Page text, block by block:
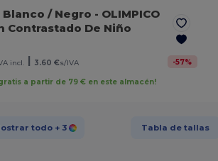
Blanco / Negro - OLIMPICO
Contrastado De Niño
incl. 3.60 €s/IVA -57%
a partir de 79 € en este almacén!
todo + 3 Tabla de tallas